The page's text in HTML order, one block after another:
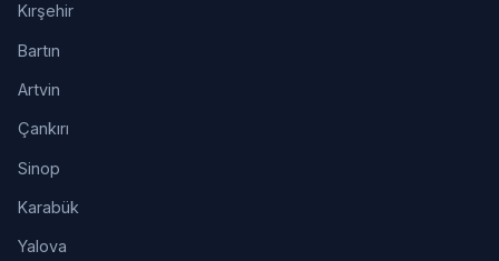
Kırşehir
Bartın
Artvin
Çankırı
Sinop
Karabük
Yalova